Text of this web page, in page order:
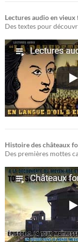
Lectures audio en vieux
Des textes pour
Histoire des châteaux
Des premières mottes